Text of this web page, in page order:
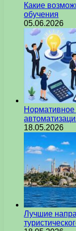
Какие
обучения
05.06.2026
Нормативное
18.05.2026
Лучшие